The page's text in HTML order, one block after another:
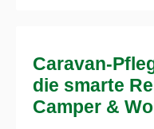
Caravan-
die smarte
Camper &